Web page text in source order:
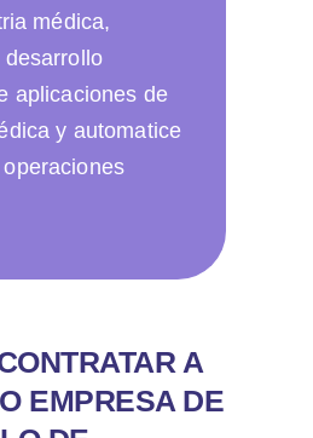
médica,
aplicaciones de
y automatice
A
EMPRESA DE